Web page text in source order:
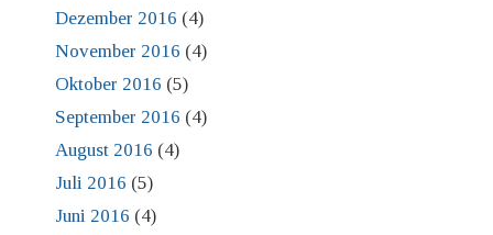
Dezember 2016 (4)
November 2016 (4)
Oktober 2016 (5)
September 2016 (4)
August 2016 (4)
Juli 2016 (5)
Juni 2016 (4)